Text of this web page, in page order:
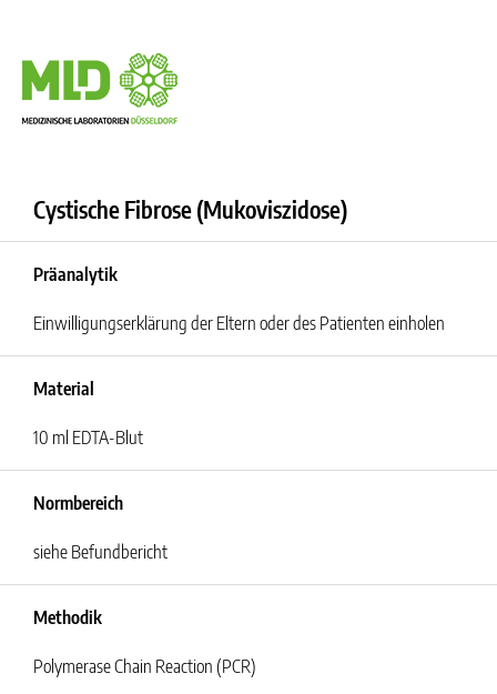
Cystische Fibrose (Mukoviszidose)
Präanalytik
Einwilligungserklärung der Eltern oder des Patienten einholen
Material
10 ml EDTA-Blut
Normbereich
siehe Befundbericht
Methodik
Polymerase Chain Reaction (PCR)